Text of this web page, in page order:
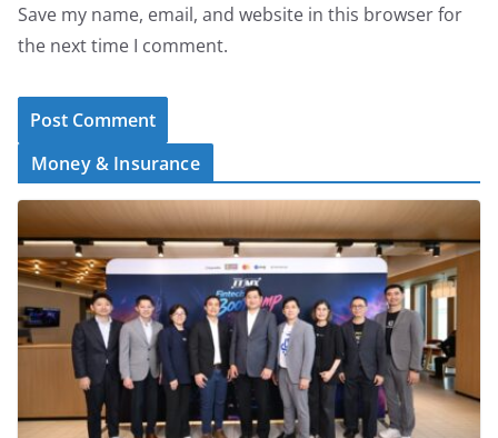
Save my name, email, and website in this browser for
the next time I comment.
Money & Insurance